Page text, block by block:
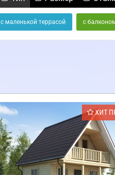
с маленькой террасой с
ХИТ